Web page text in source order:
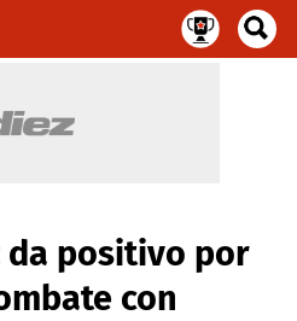
da positivo por
con